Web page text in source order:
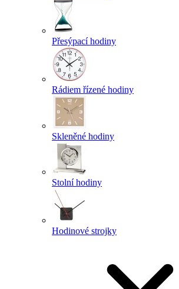
Přesýpací hodiny
Rádiem řízené hodiny
Skleněné hodiny
Stolní hodiny
Hodinové strojky